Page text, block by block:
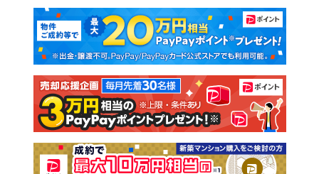
新築マンション 中古マンション
新築一戸建て 中古一戸建て
注文住宅 土地
売却査定
マンションカタログ 教えて！住まいの先生